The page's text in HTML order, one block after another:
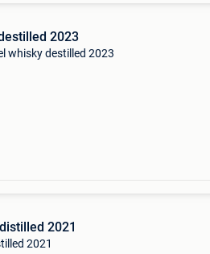
2023
whisky destilled 2023
2021
2021